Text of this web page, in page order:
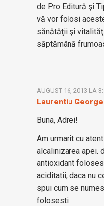
de Pro Editură şi
vă vor folosi
sănătăţii şi
săptămână
Laurentiu
AUGUST 16, 2013 LA
Buna, Adrei!
Am urmarit cu
alcalinizarea apei,
antioxidant
aciditatii, daca nu
spui cum se
folosesti.